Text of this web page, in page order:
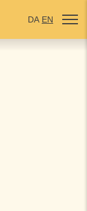
DA EN